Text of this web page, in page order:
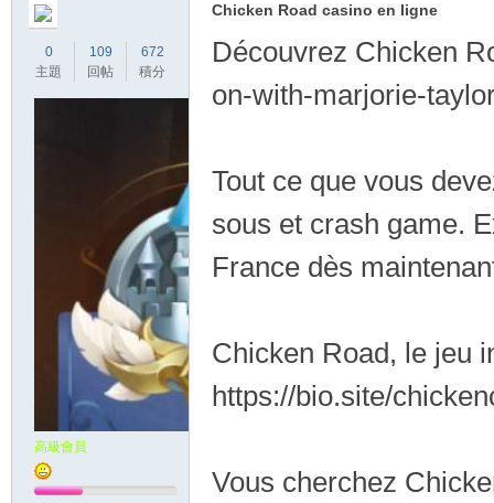
0
主題
109
回帖
672
積分
高級會員
Chicken Road casino en ligne
Découvrez Chicken
on-with-marjorie-
Tout ce que vous
sous et crash game.
France dès
Chicken Road, le jeu
https://bio.site/
Vous cherchez